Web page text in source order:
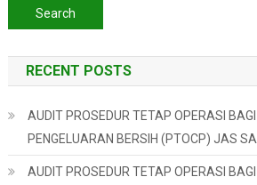
navigation
RECENT POSTS
AUDIT PROSEDUR TETAP OPERASI
PENGELUARAN BERSIH (PTOCP) JAS
AUDIT PROSEDUR TETAP OPERASI